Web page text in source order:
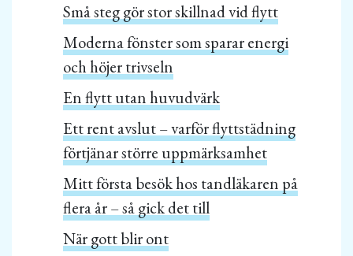
Små steg gör stor skillnad vid flytt
Moderna fönster som sparar energi
och höjer trivseln
En flytt utan huvudvärk
Ett rent avslut – varför flyttstädning
förtjänar större uppmärksamhet
Mitt första besök hos tandläkaren på
flera år – så gick det till
När gott blir ont